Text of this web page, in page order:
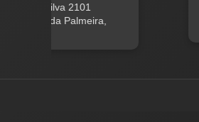
da Silva 2101
Leça da Palmeira,